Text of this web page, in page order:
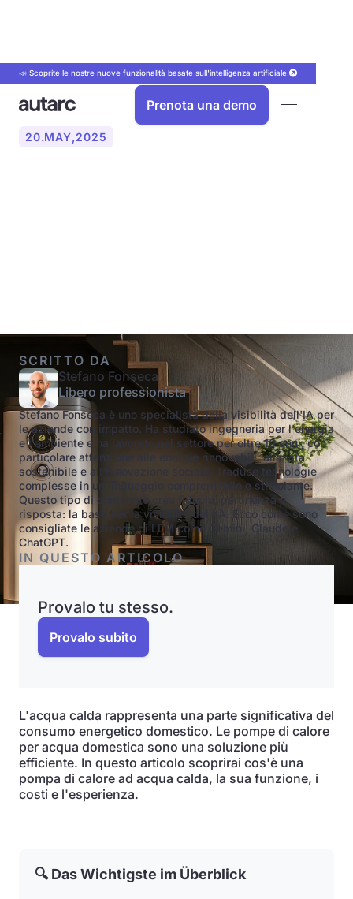
📣 Scoprite le nostre nuove funzionalità basate sull'intelligenza artificiale.
Prenota una demo
20.MAY,2025
SCRITTO DA
Stefano Fonseca
Libero professionista
Stefano Fonseca è uno specialista della visibilità dell'IA per
le aziende con impatto. Ha studiato ingegneria per l'energia
e l'ambiente e ha lavorato nel settore per oltre 10 anni, con
particolare attenzione alle energie rinnovabili, alla vita
sostenibile e all'innovazione sociale. Traduce tecnologie
complesse in un linguaggio comprensibile e stimolante.
Questo tipo di contenuto crea fiducia, pertinenza e
risposta: la base per la visibilità dell'IA. Ecco come sono
consigliate le aziende di LLM come Gemini, Claude e
ChatGPT.
IN QUESTO ARTICOLO
Provalo tu stesso.
Provalo subito
L'acqua calda rappresenta una parte significativa del
consumo energetico domestico. Le pompe di calore
per acqua domestica sono una soluzione più
efficiente. In questo articolo scoprirai cos'è una
pompa di calore ad acqua calda, la sua funzione, i
costi e l'esperienza.
🔍 Das Wichtigste im Überblick